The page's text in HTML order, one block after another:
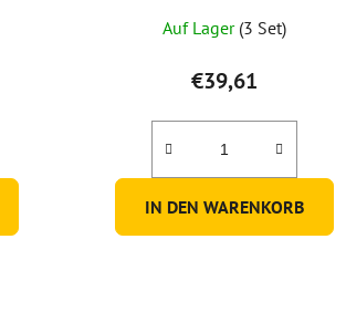
Auf Lager (3 Set)
€39,61
IN DEN WARENKORB